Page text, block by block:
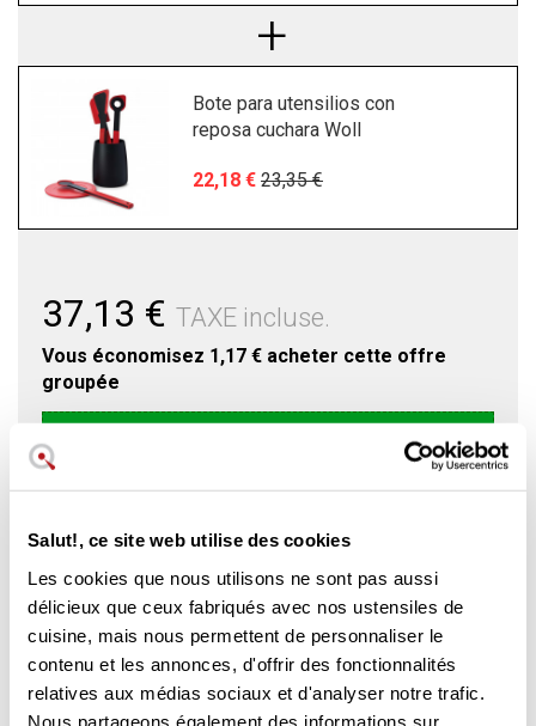
Salut!, ce site web utilise des cookies
Les cookies que nous utilisons ne sont pas aussi
délicieux que ceux fabriqués avec nos ustensiles de
cuisine, mais nous permettent de personnaliser le
contenu et les annonces, d'offrir des fonctionnalités
relatives aux médias sociaux et d'analyser notre trafic.
Nous partageons également des informations sur
Bote para utensilios con
reposa cuchara Woll
22,18 € 23,35 €
37,13 € TAXE incluse.
Vous économisez 1,17 € acheter cette offre
groupée
Spatule Woll cookit
Revêtement en silicone, ne raye pas les surfaces
antiadhésives
Convient pour des températures allant jusqu'à 260°C
Hygiénique et facile à utiliser et à nettoyer